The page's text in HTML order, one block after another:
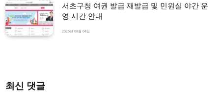
서초구청 여권 발급 재발급 및 민원실 야간 운
영 시간 안내
2026년 08월 04일
최신 댓글